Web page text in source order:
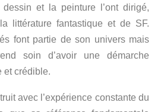
et la peinture l’ont dirigé,
littérature fantastique et de SF.
font partie de son univers mais
soin d’avoir une démarche
et crédible.
avec l’expérience constante du